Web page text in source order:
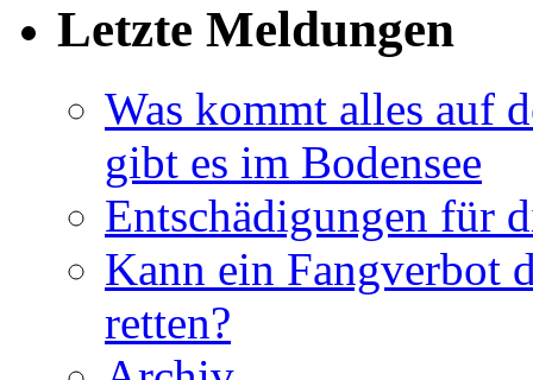
Letzte Meldungen
Was kommt alles auf
gibt es im Bodensee
Entschädigungen für
Kann ein Fangverbot
retten?